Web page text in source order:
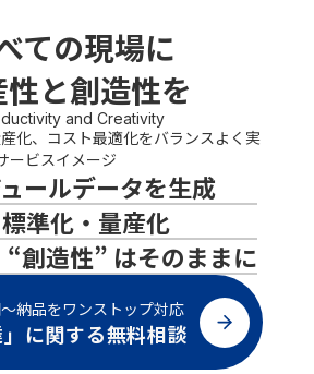
C1020
C1100
リン青銅
表面仕上げ
ヘアライン
バイブレーション（パー
マネントヘアライン）
ての現場に
と創造性を
and Creativity
ールデータを生成
準化・量産化
創造性” はそのままに
納品をワンストップ対応
」に関する無料相談